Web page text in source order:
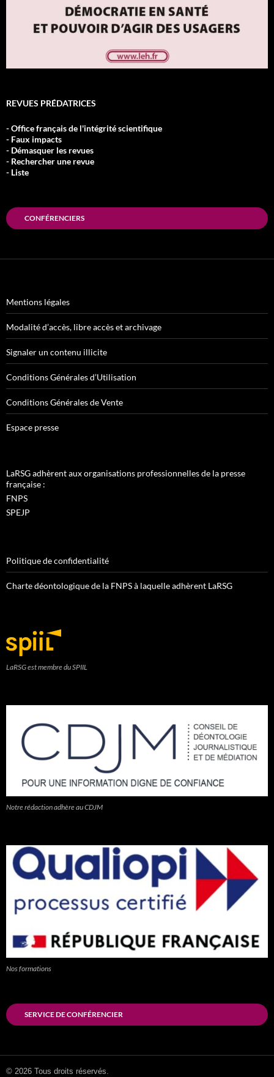
REVUES PRÉDATRICES
- Office français de l'intégrité scientifique
- Faux impacts
- Démasquer les revues
- Rechercher une revue
- Liste
CONFÉRENCIERS
Mentions légales
Modalité d’accès, libre accès et archivage
Signaler un contenu illicite
Conditions Générales d’Utilisation
Conditions Générales de Vente
Espace presse
LaRSG adhèrent aux organisations professionnelles de la presse
française :
FNPS
SPEJP
Politique de confidentialité
Charte déontologique de la FNPS à laquelle adhèrent LaRSG
LaRSG est membre du SPIIL
Notre rédaction adhère au CDJM
Nos formations
SERVICE DE CONFÉRENCIER
© 2026 Tous droits réservés.